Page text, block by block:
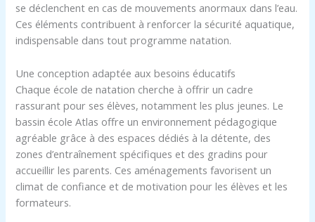
se déclenchent en cas de mouvements anormaux dans l’eau.
Ces éléments contribuent à renforcer la sécurité aquatique,
indispensable dans tout programme natation.
Une conception adaptée aux besoins éducatifs
Chaque école de natation cherche à offrir un cadre
rassurant pour ses élèves, notamment les plus jeunes. Le
bassin école Atlas offre un environnement pédagogique
agréable grâce à des espaces dédiés à la détente, des
zones d’entraînement spécifiques et des gradins pour
accueillir les parents. Ces aménagements favorisent un
climat de confiance et de motivation pour les élèves et les
formateurs.